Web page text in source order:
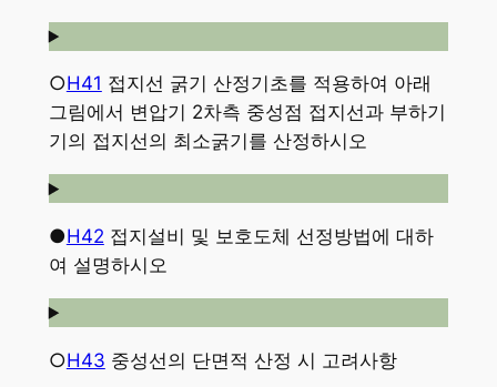
○H41 접지선 굵기 산정기초를 적용하여 아래
그림에서 변압기 2차측 중성점 접지선과 부하기
기의 접지선의 최소굵기를 산정하시오
●H42 접지설비 및 보호도체 선정방법에 대하
여 설명하시오
○H43 중성선의 단면적 산정 시 고려사항